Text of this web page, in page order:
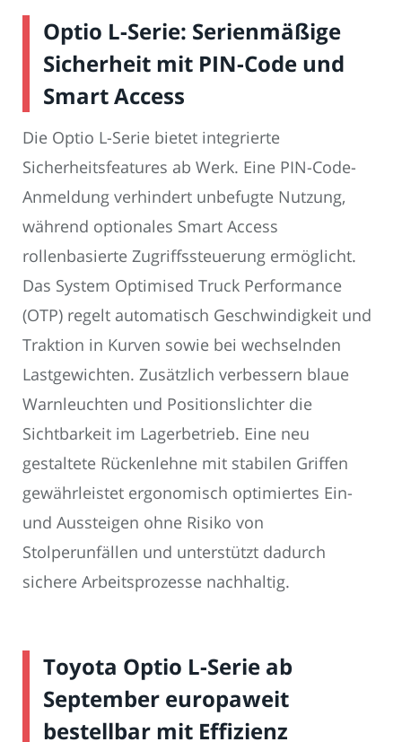
Optio L-Serie: Serienmäßige
Sicherheit mit PIN-Code und
Smart Access
Die Optio L-Serie bietet integrierte
Sicherheitsfeatures ab Werk. Eine PIN-Code-
Anmeldung verhindert unbefugte Nutzung,
während optionales Smart Access
rollenbasierte Zugriffssteuerung ermöglicht.
Das System Optimised Truck Performance
(OTP) regelt automatisch Geschwindigkeit und
Traktion in Kurven sowie bei wechselnden
Lastgewichten. Zusätzlich verbessern blaue
Warnleuchten und Positionslichter die
Sichtbarkeit im Lagerbetrieb. Eine neu
gestaltete Rückenlehne mit stabilen Griffen
gewährleistet ergonomisch optimiertes Ein-
und Aussteigen ohne Risiko von
Stolperunfällen und unterstützt dadurch
sichere Arbeitsprozesse nachhaltig.
Toyota Optio L-Serie ab
September europaweit
bestellbar mit Effizienz